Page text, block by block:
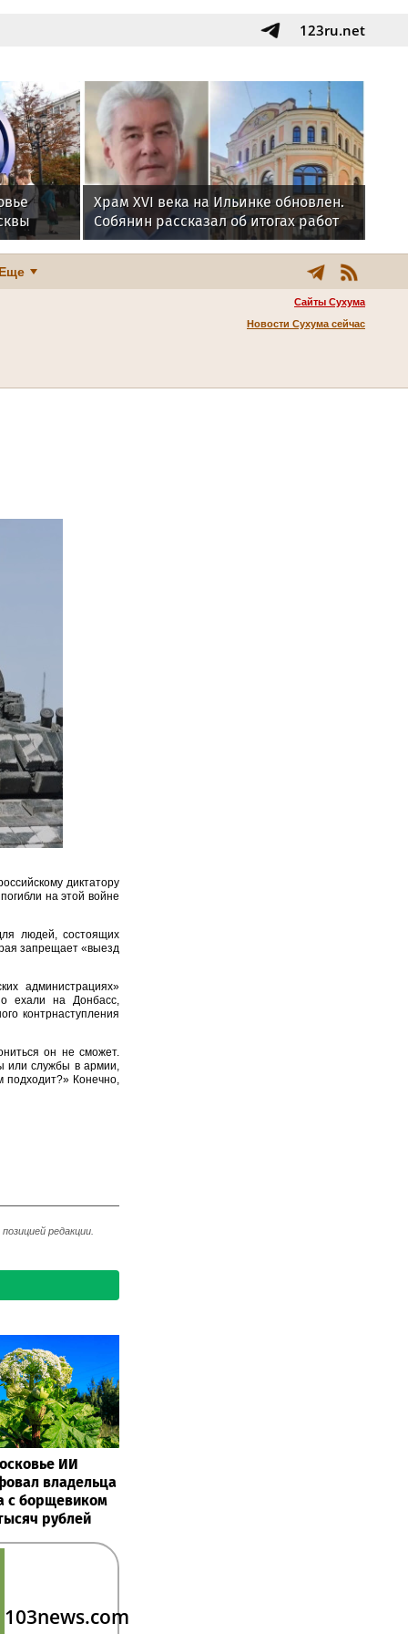
123ru.net
Храм XVI века на Ильинке обновлен.
Собянин рассказал об итогах работ
Еще
Сайты Сухума
Новости Сухума сейчас
диктатору
на этой войне
людей, состоящих
запрещает «выезд
администрациях»
ехали на Донбасс,
контрнаступления
он не сможет.
или службы в армии,
Конечно,
редакции.
ИИ
владельца
с борщевиком
рублей
103news.com